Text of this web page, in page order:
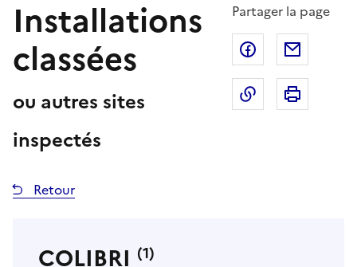
Installations
classées
ou autres sites
inspectés
Partager la page
Partager sur
Copier dans
Retour
COLIBRI (1)